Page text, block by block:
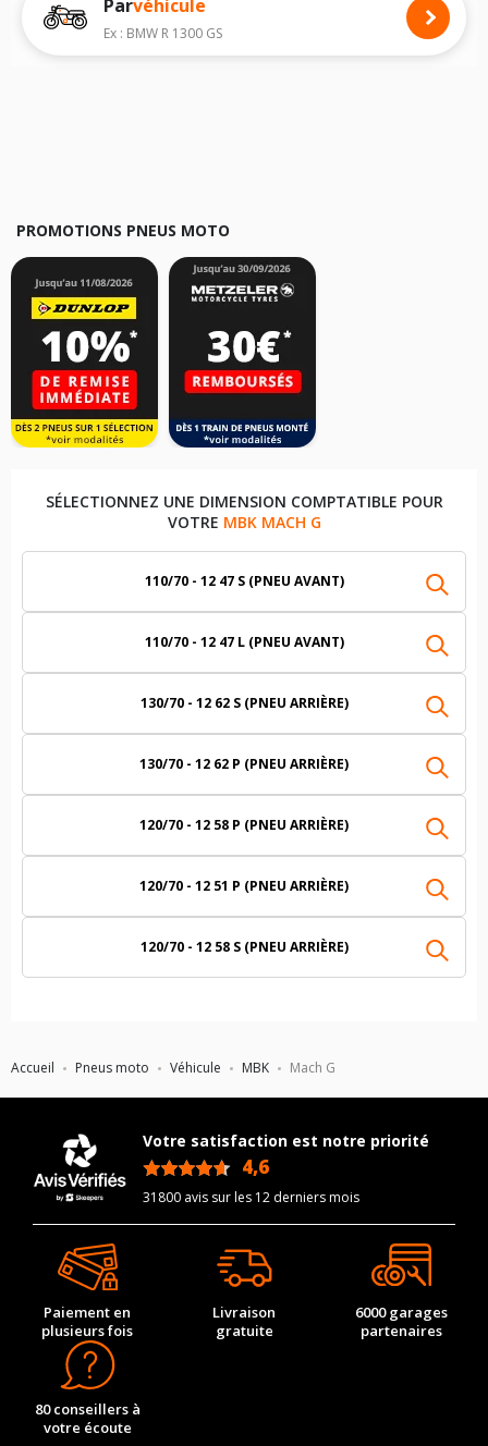
Accueil Pneus moto Véhicule MBK Mach G
Nous recommandons de toujours monter des pneus moto avec les
dimensions homologuées par le constructeur.
Pour cela, veuillez sélectionner le modèle de votre motoMBK Mach G
Parvéhicule
Ex : BMW R 1300 GS
PROMOTIONS PNEUS MOTO
SÉLECTIONNEZ UNE DIMENSION COMPTATIBLE POUR
VOTRE MBK MACH G
110/70 - 12 47 S (PNEU AVANT)
110/70 - 12 47 L (PNEU AVANT)
130/70 - 12 62 S (PNEU ARRIÈRE)
130/70 - 12 62 P (PNEU ARRIÈRE)
120/70 - 12 58 P (PNEU ARRIÈRE)
120/70 - 12 51 P (PNEU ARRIÈRE)
120/70 - 12 58 S (PNEU ARRIÈRE)
Votre satisfaction est notre priorité
4,6
31800 avis sur les 12 derniers mois
Paiement en
plusieurs fois
Livraison
gratuite
6000 garages
partenaires
80 conseillers à
votre écoute